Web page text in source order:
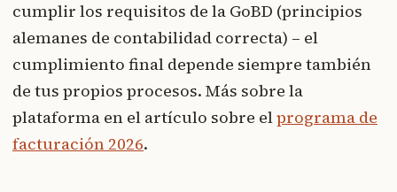
cumplir los requisitos de la GoBD (principios
alemanes de contabilidad correcta) – el
cumplimiento final depende siempre también
de tus propios procesos. Más sobre la
plataforma en el artículo sobre elprograma de
facturación 2026.